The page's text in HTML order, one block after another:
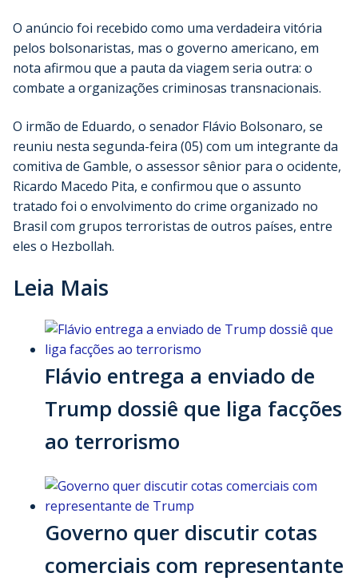
O anúncio foi recebido como uma verdadeira vitória
pelos bolsonaristas, mas o governo americano, em
nota afirmou que a pauta da viagem seria outra: o
combate a organizações criminosas transnacionais.
O irmão de Eduardo, o senador Flávio Bolsonaro, se
reuniu nesta segunda-feira (05) com um integrante da
comitiva de Gamble, o assessor sênior para o ocidente,
Ricardo Macedo Pita, e confirmou que o assunto
tratado foi o envolvimento do crime organizado no
Brasil com grupos terroristas de outros países, entre
eles o Hezbollah.
Leia Mais
Flávio entrega a enviado de
Trump dossiê que liga facções
ao terrorismo
Governo quer discutir cotas
comerciais com representante